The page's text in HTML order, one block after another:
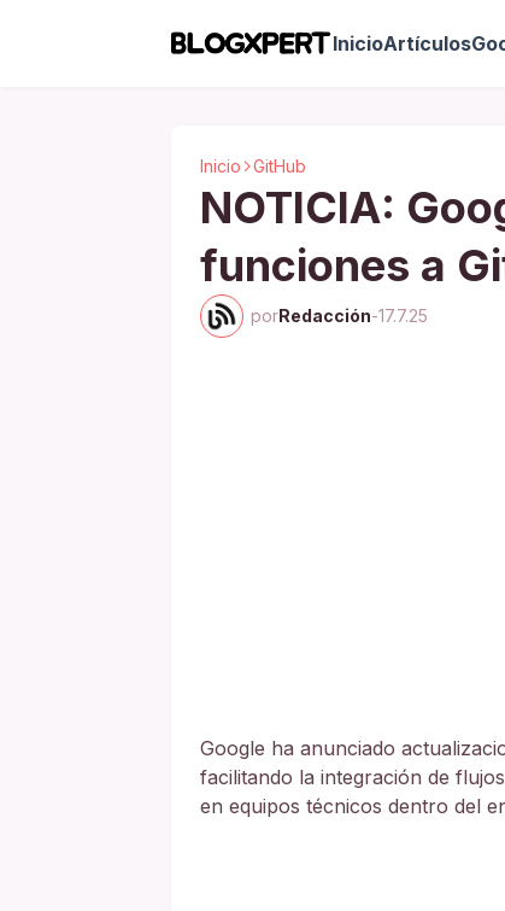
InicioArtículos
Inicio GitHub
NOTICIA:
funciones a
porRedacción-17.7.25
Google ha anunciado
facilitando la integración de
en equipos técnicos dentro del